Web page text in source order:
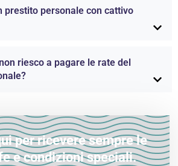
prestito personale con cattivo
riesco a pagare le rate del
per ricevere sempre le
e condizioni speciali.